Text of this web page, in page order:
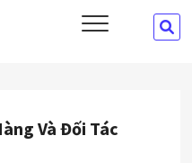
VÀ CUNG ỨNG NHÂN LỰC HTCS
Và Đối Tác